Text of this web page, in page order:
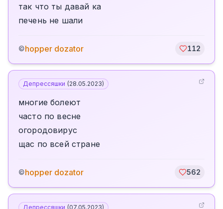
так что ты давай ка
печень не шали
©hopper dozator 112
Депрессяшки (28.05.2023)
многие болеют
часто по весне
огородовирус
щас по всей стране
©hopper dozator 562
Депрессяшки (07.05.2023)